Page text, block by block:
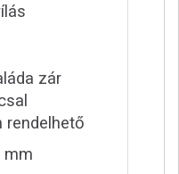
zár
rendelhető
mm